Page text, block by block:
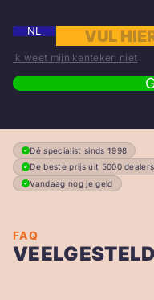
NL
Ik weet mijn kenteken niet
Dé specialist sinds 1998
De beste prijs uit 5000 dealers
Vandaag nog je geld
FAQ